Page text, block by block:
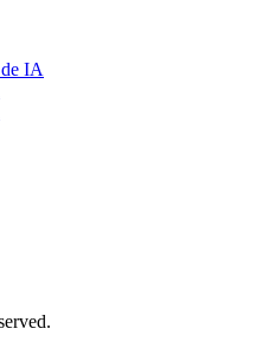
IA